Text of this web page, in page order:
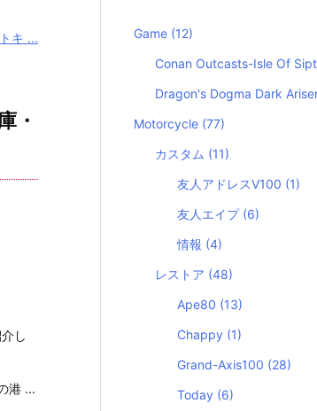
キ ...
・
し
港 ...
Game (12)
Conan Outcasts-Isle Of
Dragon's Dogma Dark
Motorcycle (77)
カスタム (11)
友人アドレスV100 (1)
友人エイプ (6)
情報 (4)
レストア (48)
Ape80 (13)
Chappy (1)
Grand-Axis100 (28)
Today (6)